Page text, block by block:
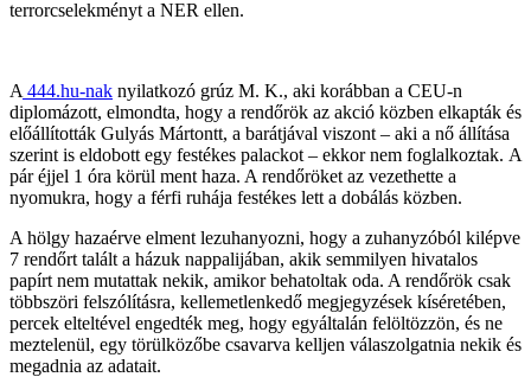
terrorcselekményt a NER ellen.
A 444.hu-nak nyilatkozó grúz M. K., aki korábban a CEU-n
diplomázott, elmondta, hogy a rendőrök az akció közben elkapták és
előállították Gulyás Mártontt, a barátjával viszont – aki a nő állítása
szerint is eldobott egy festékes palackot – ekkor nem foglalkoztak. A
pár éjjel 1 óra körül ment haza. A rendőröket az vezethette a
nyomukra, hogy a férfi ruhája festékes lett a dobálás közben.
A hölgy hazaérve elment lezuhanyozni, hogy a zuhanyzóból kilépve
7 rendőrt talált a házuk nappalijában, akik semmilyen hivatalos
papírt nem mutattak nekik, amikor behatoltak oda. A rendőrök csak
többszöri felszólításra, kellemetlenkedő megjegyzések kíséretében,
percek elteltével engedték meg, hogy egyáltalán felöltözzön, és ne
meztelenül, egy törülközőbe csavarva kelljen válaszolgatnia nekik és
megadnia az adatait.